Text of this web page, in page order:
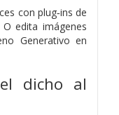
con plug‑ins de
edita imágenes
Generativo en
dicho al